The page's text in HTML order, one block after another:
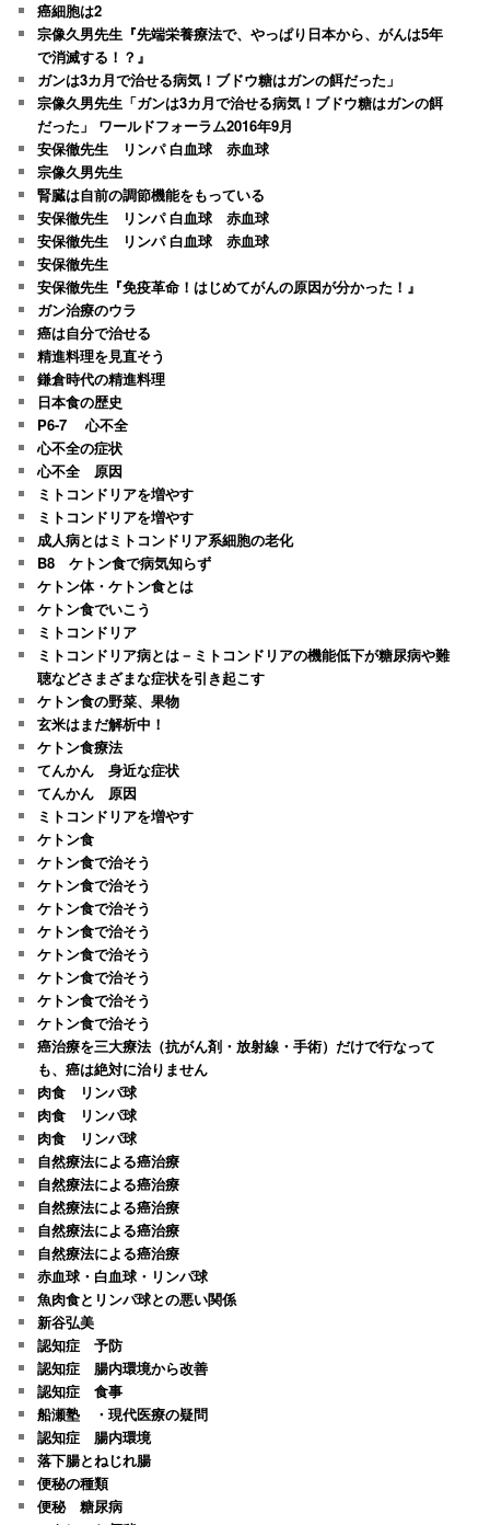
癌細胞は2
宗像久男先生『先端栄養療法で、やっぱり日本から、がんは5年
で消滅する！？』
ガンは3カ月で治せる病気！ブドウ糖はガンの餌だった」
宗像久男先生「ガンは3カ月で治せる病気！ブドウ糖はガンの餌
だった」 ワールドフォーラム2016年9月
安保徹先生 リンパ 白血球 赤血球
宗像久男先生
腎臓は自前の調節機能をもっている
安保徹先生 リンパ 白血球 赤血球
安保徹先生 リンパ 白血球 赤血球
安保徹先生
安保徹先生『免疫革命！はじめてがんの原因が分かった！』
ガン治療のウラ
癌は自分で治せる
精進料理を見直そう
鎌倉時代の精進料理
日本食の歴史
P6-7 心不全
心不全の症状
心不全 原因
ミトコンドリアを増やす
ミトコンドリアを増やす
成人病とはミトコンドリア系細胞の老化
B8 ケトン食で病気知らず
ケトン体・ケトン食とは
ケトン食でいこう
ミトコンドリア
ミトコンドリア病とは－ミトコンドリアの機能低下が糖尿病や難
聴などさまざまな症状を引き起こす
ケトン食の野菜、果物
玄米はまだ解析中！
ケトン食療法
てんかん 身近な症状
てんかん 原因
ミトコンドリアを増やす
ケトン食
ケトン食で治そう
ケトン食で治そう
ケトン食で治そう
ケトン食で治そう
ケトン食で治そう
ケトン食で治そう
ケトン食で治そう
ケトン食で治そう
癌治療を三大療法（抗がん剤・放射線・手術）だけで行なって
も、癌は絶対に治りません
肉食 リンパ球
肉食 リンパ球
肉食 リンパ球
自然療法による癌治療
自然療法による癌治療
自然療法による癌治療
自然療法による癌治療
自然療法による癌治療
赤血球・白血球・リンパ球
魚肉食とリンパ球との悪い関係
新谷弘美
認知症 予防
認知症 腸内環境から改善
認知症 食事
船瀬塾 ・現代医療の疑問
認知症 腸内環境
落下腸とねじれ腸
便秘の種類
便秘 糖尿病